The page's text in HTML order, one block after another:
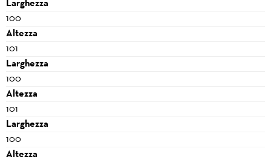
Larghezza
100
Altezza
101
Larghezza
100
Altezza
101
Larghezza
100
Altezza